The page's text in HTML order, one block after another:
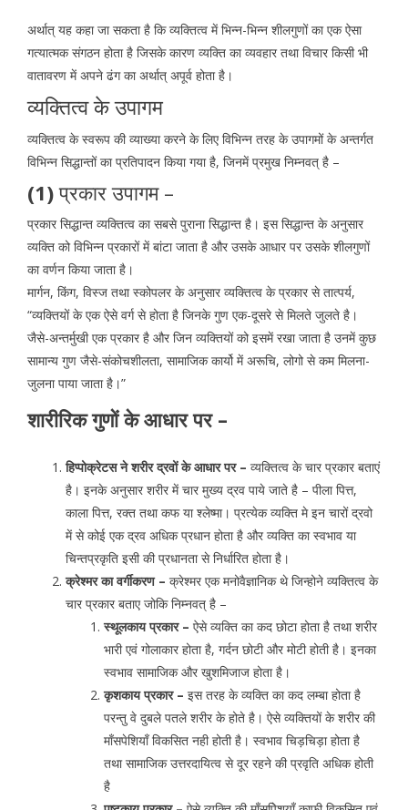
अर्थात् यह कहा जा सकता है कि व्यक्तित्व में भिन्न-भिन्न शीलगुणों का एक ऐसा
गत्यात्मक संगठन होता है जिसके कारण व्यक्ति का व्यवहार तथा विचार किसी भी
वातावरण में अपने ढंग का अर्थात् अपूर्व होता है।
व्यक्तित्व के उपागम
व्यक्तित्व के स्वरूप की व्याख्या करने के लिए विभिन्न तरह के उपागमों के अन्तर्गत
विभिन्न सिद्धान्तों का प्रतिपादन किया गया है, जिनमें प्रमुख निम्नवत् है –
(1)प्रकार उपागम –
प्रकार सिद्धान्त व्यक्तित्व का सबसे पुराना सिद्धान्त है। इस सिद्धान्त के अनुसार
व्यक्ति को विभिन्न प्रकारों में बांटा जाता है और उसके आधार पर उसके शीलगुणों
का वर्णन किया जाता है।
मार्गन, किंग, विस्ज तथा स्कोपलर के अनुसार व्यक्तित्व के प्रकार से तात्पर्य,
“व्यक्तियों के एक ऐसे वर्ग से होता है जिनके गुण एक-दूसरे से मिलते जुलते है।
जैसे-अन्तर्मुखी एक प्रकार है और जिन व्यक्तियों को इसमें रखा जाता है उनमें कुछ
सामान्य गुण जैसे-संकोचशीलता, सामाजिक कार्यो में अरूचि, लोगो से कम मिलना-
जुलना पाया जाता है।”
शारीरिक गुणों के आधार पर –
हिप्पोक्रेटस ने शरीर द्रवों के आधार पर – व्यक्तित्व के चार प्रकार बताएं
है। इनके अनुसार शरीर में चार मुख्य द्रव पाये जाते है – पीला पित्त,
काला पित्त, रक्त तथा कफ या श्लेष्मा। प्रत्येक व्यक्ति मे इन चारों द्रवो
में से कोई एक द्रव अधिक प्रधान होता है और व्यक्ति का स्वभाव या
चिन्तप्रकृति इसी की प्रधानता से निर्धारित होता है।
क्रेश्मर का वर्गीकरण – क्रेश्मर एक मनोवैज्ञानिक थे जिन्होने व्यक्तित्व के
चार प्रकार बताए जोकि निम्नवत् है –
स्थूलकाय प्रकार – ऐसे व्यक्ति का कद छोटा होता है तथा शरीर
भारी एवं गोलाकार होता है, गर्दन छोटी और मोटी होती है। इनका
स्वभाव सामाजिक और खुशमिजाज होता है।
कृशकाय प्रकार – इस तरह के व्यक्ति का कद लम्बा होता है
परन्तु वे दुबले पतले शरीर के होते है। ऐसे व्यक्तियों के शरीर की
माँसपेशियाँ विकसित नही होती है। स्वभाव चिड़चिड़ा होता है
तथा सामाजिक उत्तरदायित्व से दूर रहने की प्रवृति अधिक होती
है